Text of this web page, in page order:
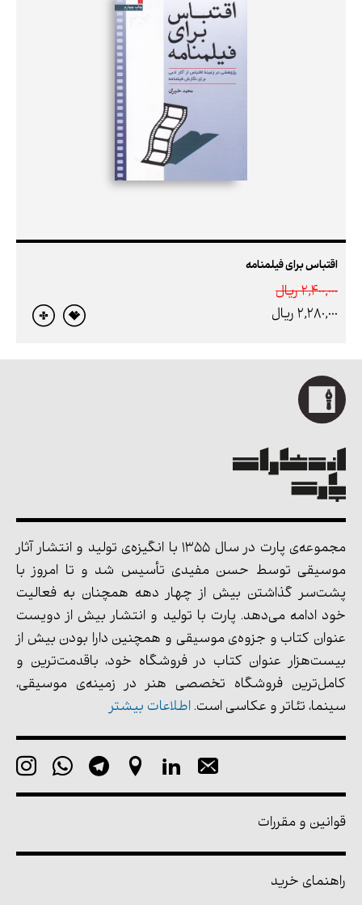
اقتباس برای فیلمنامه
2,400,000 ريال
2,280,000 ريال
مجموعه‌ی پارت در سال 1355 با انگیزه‌ی تولید و انتشار آثار
موسیقی توسط حسن مفیدی تأسیس شد و تا امروز با
پشت‌سر گذاشتن بیش از چهار دهه همچنان به فعالیت
خود ادامه می‌دهد. پارت با تولید و انتشار بیش از دویست
عنوان کتاب و جزوه‌ی موسیقی و همچنین دارا بودن بیش از
بیست‌هزار عنوان کتاب در فروشگاه خود، باقدمت‌ترین و
کامل‌ترین فروشگاه تخصصی هنر در زمینه‌ی موسیقی،
سینما، تئاتر و عکاسی است. اطلاعات بیشتر
قوانین و مقررات
راهنمای خرید